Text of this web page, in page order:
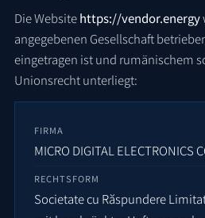
Die Websitehttps://vendor.energy
angegebenen Gesellschaft
eingetragen ist und rumänischem
Unionsrecht unterliegt:
FIRMA
MICRO DIGITAL ELECTRONICS
RECHTSFORM
Societate cu Răspundere